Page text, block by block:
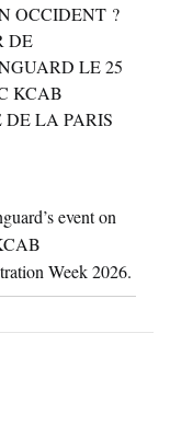
OCCIDENT ?
DE
LE 25
KCAB
LA PARIS
event on
Week 2026.